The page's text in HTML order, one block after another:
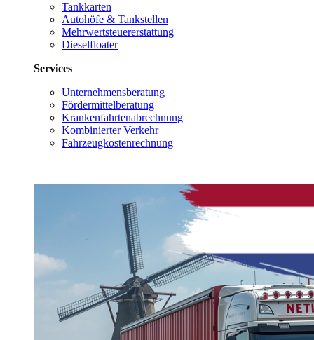
Tankkarten
Autohöfe & Tankstellen
Mehrwertsteuererstattung
Dieselfloater
Services
Unternehmensberatung
Fördermittelberatung
Krankenfahrtenabrechnung
Kombinierter Verkehr
Fahrzeugkostenrechnung